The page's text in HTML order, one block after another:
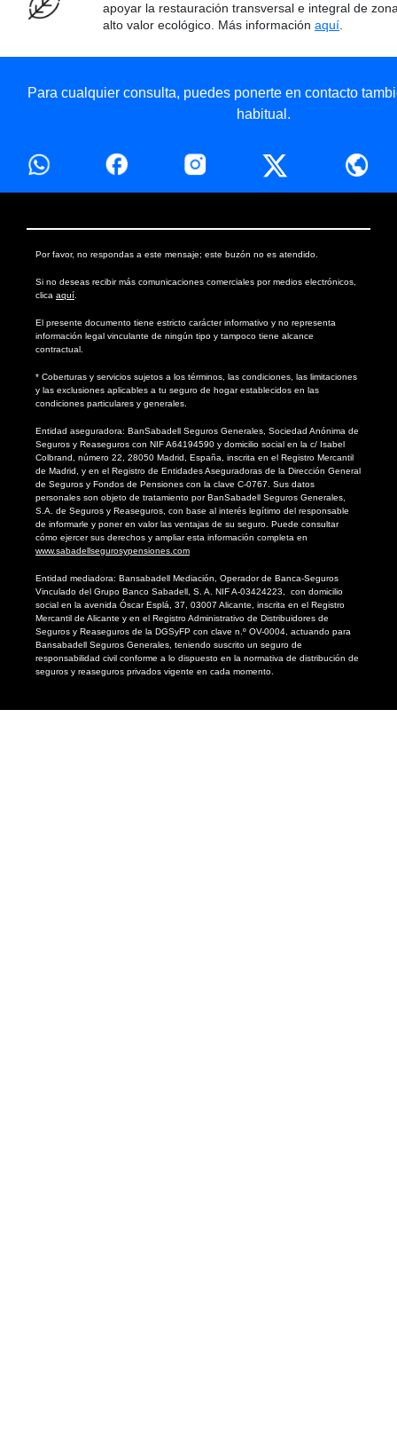
apoyar la restauración transversal e integral de
alto valor ecológico. Más información aquí
Para cualquier consulta, puedes ponerte en contacto
habitual.
Por favor, no respondas a este mensaje; este buzón no es atendido.
Si no deseas recibir más comunicaciones comerciales por medios electrónicos,
clica aquí
El presente documento tiene estricto carácter informativo y no representa
información legal vinculante de ningún tipo y tampoco tiene alcance
contractual.
* Coberturas y servicios sujetos a los términos, las condiciones, las limitaciones
y las exclusiones aplicables a tu seguro de hogar establecidos en las
condiciones particulares y generales.
Entidad aseguradora: BanSabadell Seguros Generales, Sociedad Anónima de
Seguros y Reaseguros con NIF A64194590 y domicilio social en la c/ Isabel
Colbrand, número 22, 28050 Madrid, España, inscrita en el Registro Mercantil
de Madrid, y en el Registro de Entidades Aseguradoras de la Dirección General
de Seguros y Fondos de Pensiones con la clave C-0767. Sus datos
personales son objeto de tratamiento por BanSabadell Seguros Generales,
S.A. de Seguros y Reaseguros, con base al interés legítimo del responsable
de informarle y poner en valor las ventajas de su seguro. Puede consultar
cómo ejercer sus derechos y ampliar esta información completa en
www.sabadellsegurosypensiones.com
Entidad mediadora: Bansabadell Mediación, Operador de Banca-Seguros
Vinculado del Grupo Banco Sabadell, S. A. NIF A-03424223, con domicilio
social en la avenida Óscar Esplá, 37, 03007 Alicante, inscrita en el Registro
Mercantil de Alicante y en el Registro Administrativo de Distribuidores de
Seguros y Reaseguros de la DGSyFP con clave n.º OV-0004, actuando para
Bansabadell Seguros Generales, teniendo suscrito un seguro de
responsabilidad civil conforme a lo dispuesto en la normativa de distribución de
seguros y reaseguros privados vigente en cada momento.